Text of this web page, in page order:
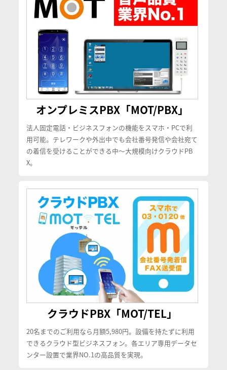
オンプレミスPBX「MOT/PBX」
法人固定電話・ビジネスフォンの機能をスマホ・PCで利
用可能。テレワークや外出中でも会社番号発信や会社宛て
の着信を受けることができる中〜大規模向けクラウドPB
X。
クラウドPBX「MOT/TEL」
20名までのご利用なら月額5,980円。設備を持たずに利用
できるクラウド型ビジネスフォン。各エリア専用データセ
ンター設置で業界NO.1の高品質を実現。